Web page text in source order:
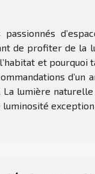
de profiter de
et pourquoi
d’un
lumière